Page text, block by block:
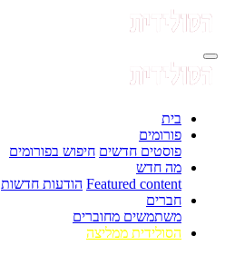
בית
פורומים
פוסטים חדשים חיפוש בפורומים
מה חדש
Featured content הודעות חדשות
חברים
משתמשים מחוברים
הסולידית ממליצה